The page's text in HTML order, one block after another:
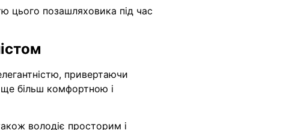
цього позашляховика під час
привертаючи
ще більш комфортною і
володіє просторим і